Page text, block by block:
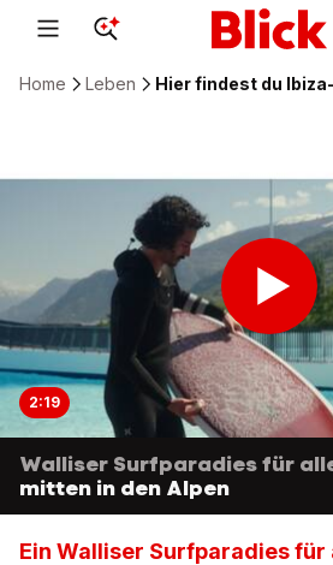
Home Leben Hier findest du
2:19
Walliser Surfparadies für
mitten in den Alpen
Ein Walliser Surfparadies für